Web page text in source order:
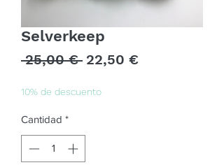
Selverkeep
25,00 € Precio
22,50 €Precio
10% de descuento
Cantidad *